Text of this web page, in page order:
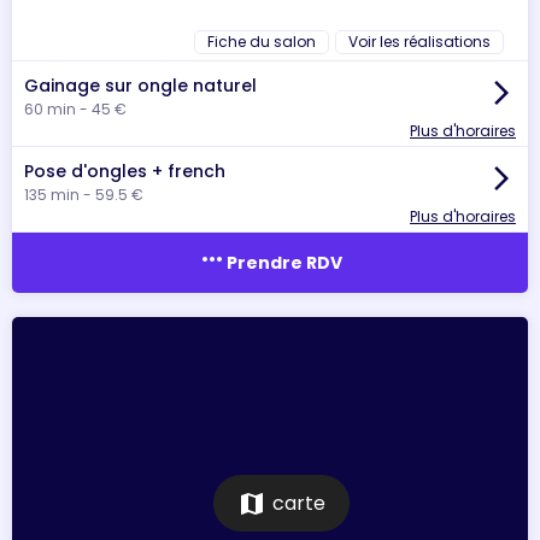
Fiche du salon Voir les réalisations
Gainage sur ongle naturel
60 min - 45 €
arrow_forward_ios
Plus d'horaires
Pose d'ongles + french
135 min - 59.5 €
arrow_forward_ios
Plus d'horaires
more_horiz Prendre RDV
map carte